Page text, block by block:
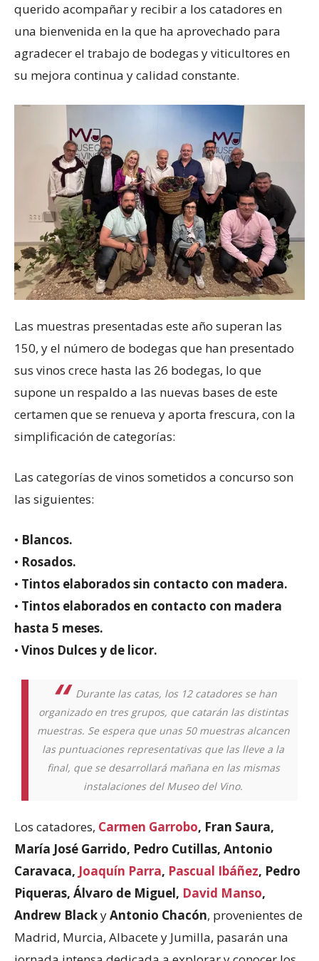
querido acompañar y recibir a los catadores en
una bienvenida en la que ha aprovechado para
agradecer el trabajo de bodegas y viticultores en
su mejora continua y calidad constante.
Las muestras presentadas este año superan las
150, y el número de bodegas que han presentado
sus vinos crece hasta las 26 bodegas, lo que
supone un respaldo a las nuevas bases de este
certamen que se renueva y aporta frescura, con la
simplificación de categorías:
Las categorías de vinos sometidos a concurso son
las siguientes:
• Blancos.
• Rosados.
• Tintos elaborados sin contacto con madera.
• Tintos elaborados en contacto con madera
hasta 5 meses.
• Vinos Dulces y de licor.
Durante las catas, los 12 catadores se han
organizado en tres grupos, que catarán las distintas
muestras. Se espera que unas 50 muestras alcancen
las puntuaciones representativas que las lleve a la
final, que se desarrollará mañana en las mismas
instalaciones del Museo del Vino.
Los catadores, Carmen Garrobo, Fran Saura,
María José Garrido, Pedro Cutillas, Antonio
Caravaca, Joaquín Parra, Pascual Ibáñez, Pedro
Piqueras, Álvaro de Miguel, David Manso,
Andrew BlackyAntonio Chacón, provenientes de
Madrid, Murcia, Albacete y Jumilla, pasarán una